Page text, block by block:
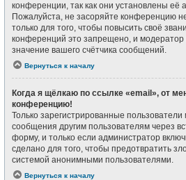
конференции, так как они установлены её
Пожалуйста, не засоряйте конференцию
только для того, чтобы повысить своё
конференций это запрещено, и
значение вашего счётчика сообщений.
Вернуться к началу
Когда я щёлкаю по ссылке «email», от
конференцию!
Только зарегистрированные пользователи
сообщения другим пользователям через
форму, и только если администратор
сделано для того, чтобы предотвратить
системой анонимными пользователями.
Вернуться к началу